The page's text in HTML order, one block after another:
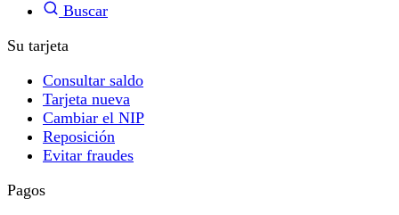
Buscar
Su tarjeta
Consultar saldo
Tarjeta nueva
Cambiar el NIP
Reposición
Evitar fraudes
Pagos